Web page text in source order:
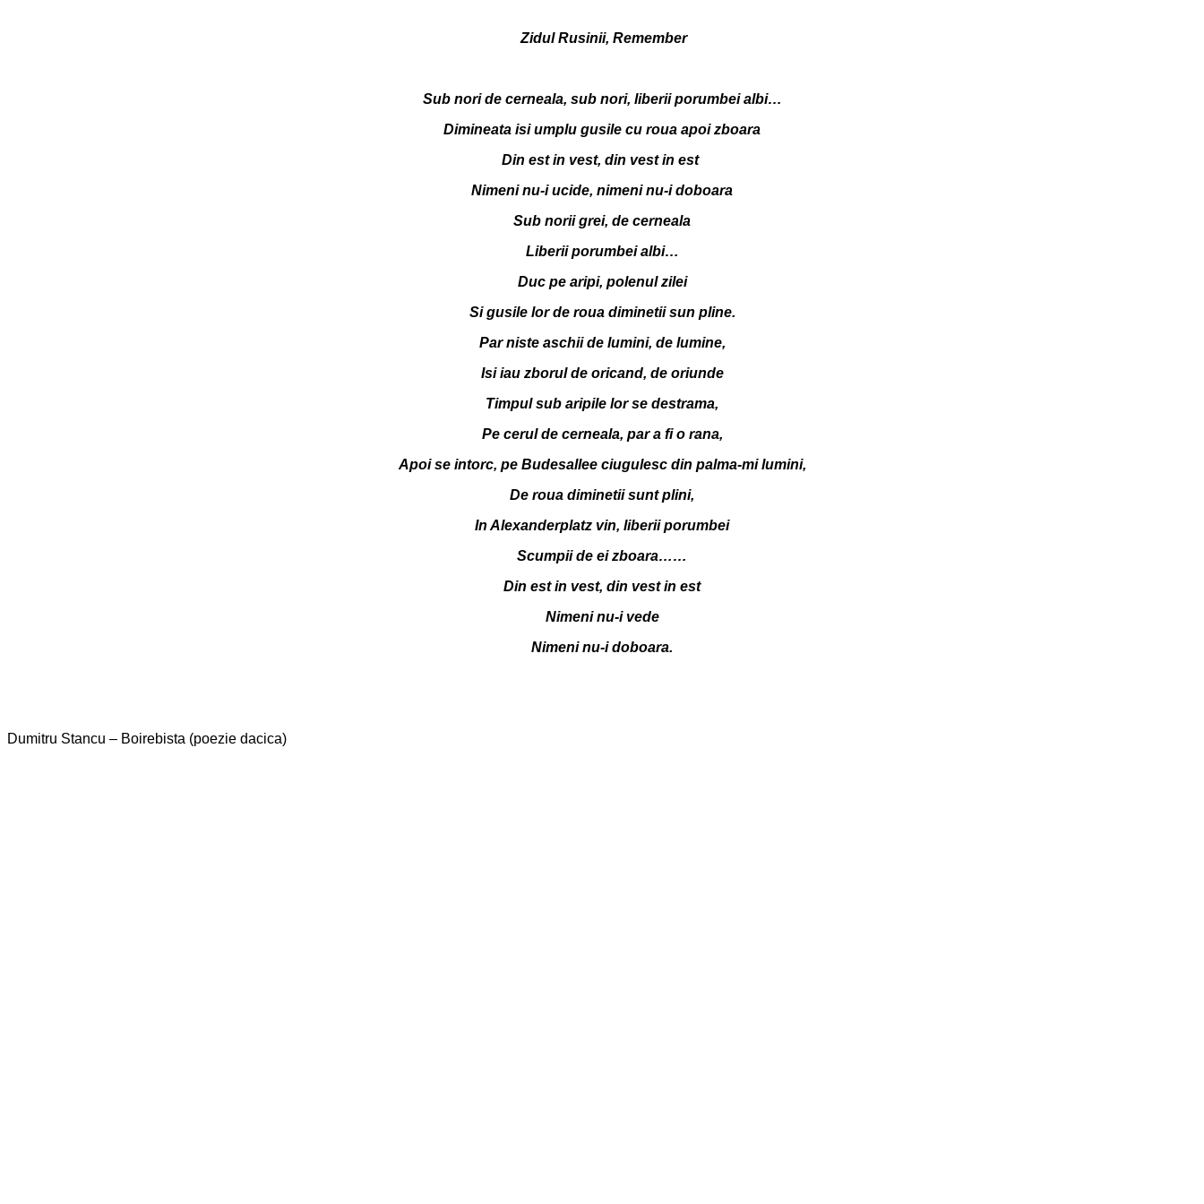
Zidul Rusinii, Remember
Sub nori de cerneala, sub nori, liberii porumbei albi…
Dimineata isi umplu gusile cu roua apoi zboara
Din est in vest, din vest in est
Nimeni nu-i ucide, nimeni nu-i doboara
Sub norii grei, de cerneala
Liberii porumbei albi…
Duc pe aripi, polenul zilei
Si gusile lor de roua diminetii sun pline.
Par niste aschii de lumini, de lumine,
Isi iau zborul de oricand, de oriunde
Timpul sub aripile lor se destrama,
Pe cerul de cerneala, par a fi o rana,
Apoi se intorc, pe Budesallee ciugulesc din palma-mi lumini,
De roua diminetii sunt plini,
In Alexanderplatz vin, liberii porumbei
Scumpii de ei zboara……
Din est in vest, din vest in est
Nimeni nu-i vede
Nimeni nu-i doboara.
Dumitru Stancu – Boirebista (poezie dacica)